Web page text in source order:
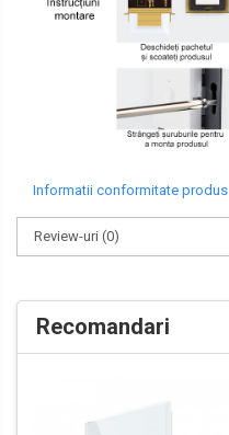
Informatii conformitate produs
Review-uri (0)
Recomandari